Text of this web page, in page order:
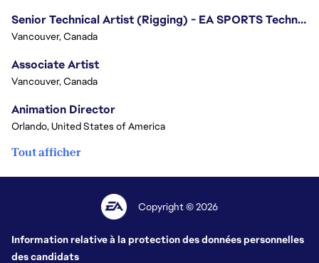
Senior Technical Artist (Rigging) - EA SPORTS Technology
Vancouver, Canada
Associate Artist
Vancouver, Canada
Animation Director
Orlando, United States of America
Tout afficher
Copyright © 2026
Information relative à la protection des données personnelles
des candidats